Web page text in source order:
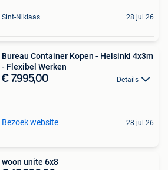
Sint-Niklaas 28 jul 26
Bureau Container Kopen - Helsinki 4x3m
- Flexibel Werken
€ 7.995,00 Details
Bezoek website 28 jul 26
woon unite 6x8